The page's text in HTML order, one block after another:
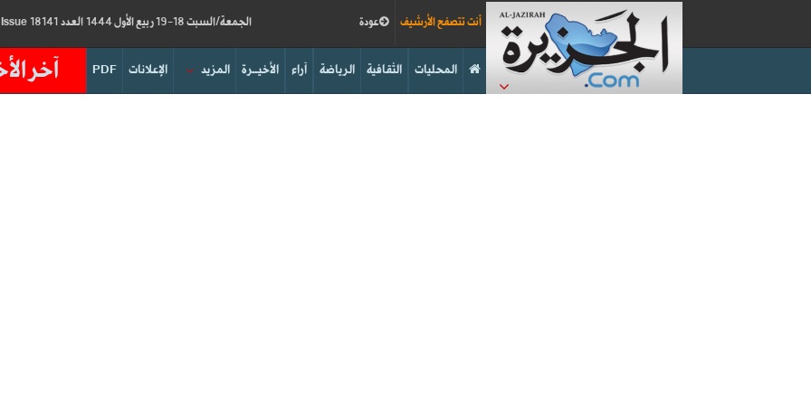
الجمعة/السبت 18-19 ربيع الأول 1444 العدد 18141 عودة أنت تتصفح الأرشيف
آخر PDF الإعلانات المزيد الأخيــرة آراء الرياضة الثقافية المحليات